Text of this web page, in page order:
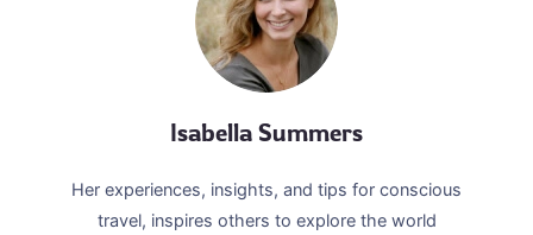
Isabella Summers
Her experiences, insights, and tips for conscious
travel, inspires others to explore the world